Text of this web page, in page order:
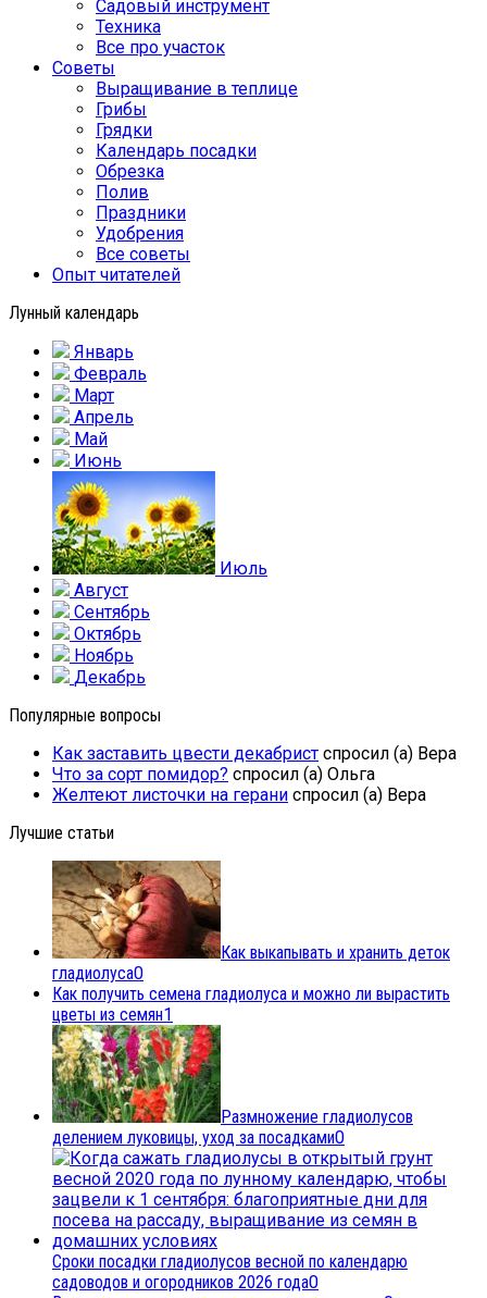
Садовый инструмент
Техника
Все про участок
Советы
Выращивание в теплице
Грибы
Грядки
Календарь посадки
Обрезка
Полив
Праздники
Удобрения
Все советы
Опыт читателей
Лунный календарь
Январь
Февраль
Март
Апрель
Май
Июнь
Июль
Август
Сентябрь
Октябрь
Ноябрь
Декабрь
Популярные вопросы
Как заставить цвести декабрист спросил (а) Вера
Что за сорт помидор? спросил (а) Ольга
Желтеют листочки на герани спросил (а) Вера
Лучшие статьи
Как выкапывать и хранить деток
гладиолуса0
Как получить семена гладиолуса и можно ли вырастить
цветы из семян1
Размножение гладиолусов
делением луковицы, уход за посадками0
Сроки посадки гладиолусов весной по календарю
садоводов и огородников 2026 года0